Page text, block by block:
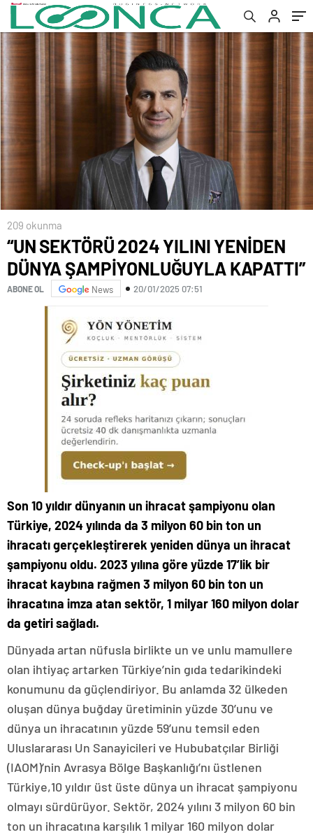
209 okunma
“UN SEKTÖRÜ 2024 YILINI YENİDEN
DÜNYA ŞAMPİYONLUĞUYLA KAPATTI”
ABONE OL News 20/01/2025 07:51
Son 10 yıldır dünyanın un ihracat şampiyonu olan
Türkiye, 2024 yılında da 3 milyon 60 bin ton un
ihracatı gerçekleştirerek yeniden dünya un ihracat
şampiyonu oldu. 2023 yılına göre yüzde 17’lik bir
ihracat kaybına rağmen 3 milyon 60 bin ton un
ihracatına imza atan sektör, 1 milyar 160 milyon dolar
da getiri sağladı.
Dünyada artan nüfusla birlikte un ve unlu mamullere
olan ihtiyaç artarken Türkiye’nin gıda tedarikindeki
konumunu da güçlendiriyor. Bu anlamda 32 ülkeden
oluşan dünya buğday üretiminin yüzde 30’unu ve
dünya un ihracatının yüzde 59’unu temsil eden
Uluslararası Un Sanayicileri ve Hububatçılar Birliği
(IAOM)’nin Avrasya Bölge Başkanlığı’nı üstlenen
Türkiye,10 yıldır üst üste dünya un ihracat şampiyonu
olmayı sürdürüyor. Sektör, 2024 yılını 3 milyon 60 bin
ton un ihracatına karşılık 1 milyar 160 milyon dolar